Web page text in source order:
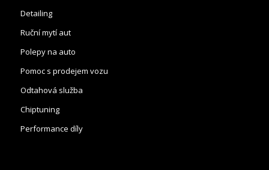
Detailing
Ruční mytí aut
Polepy na auto
Pomoc s prodejem vozu
Odtahová služba
Chiptuning
Performance díly